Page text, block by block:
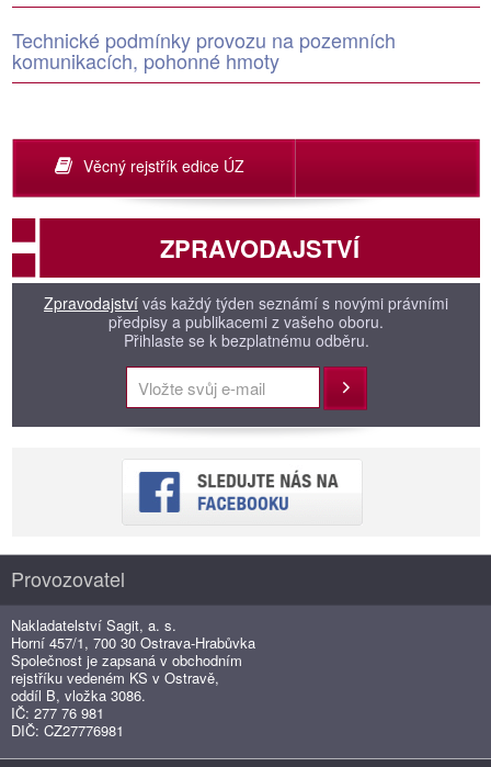
Technické podmínky provozu na pozemních
komunikacích, pohonné hmoty
Věcný rejstřík edice ÚZ
ZPRAVODAJSTVÍ
Zpravodajství vás každý týden seznámí s novými právními
předpisy a publikacemi z vašeho oboru.
Přihlaste se k bezplatnému odběru.
Přihlásit
Provozovatel
Nakladatelství Sagit, a. s.
Horní 457/1, 700 30 Ostrava-Hrabůvka
Společnost je zapsaná v obchodním
rejstříku vedeném KS v Ostravě,
oddíl B, vložka 3086.
IČ: 277 76 981
DIČ: CZ27776981